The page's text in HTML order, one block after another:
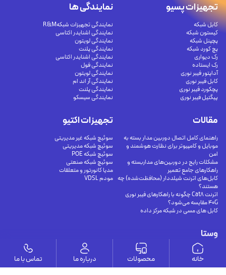
وستا
ارتباط با ما
درباره ما
تجهیزات پسیو
کابل شبکه
کیستون شبکه
پچپنل شبکه
پچ کورد شبکه
رک دیواری
رک ایستاده
آداپتور فیبر نوری
کابل فیبر نوری
پچکورد فیبر نوری
پیگتیل فیبر نوری
تجهیزات اکتیو
سوئیچ شبکه غیر مدیریتی
سوئیچ شبکه مدیریتی
سوئیچ شبکه POE
سوئیچ شبکه صنعتی
مدیا کانورتور و متعلقات
مودم VDSL
نمایندگی ها
نمایندگی تجهیزات شبکهR&M
نمایندگی اشنایدر اکتاسی
نمایندگی لویتون
نمایندگی پلنت
نمایندگی اشنایدر اکتاسی
نمایندگی فول
نمایندگی لویتون
نمایندگی آر اند ام
نمایندگی پلنت
نمایندگی سیسکو
مقالات
راهنمای کامل اتصال دوربین مدار بسته به
موبایل و کامپیوتر برای نظارت هوشمند و
امن
مشکلات رایج در دوربین‌های مداربسته و
راهکارهای جامع تعمیر
کابل‌های اترنت شیلددار (محافظت‌شده) چه
هستند؟
اترنت Cat8 چگونه با راهکارهای فیبر نوری
40G مقایسه می‌شود؟
کابل های مسی در شبکه مرکز داده
خانه محصولات درباره ما تماس با ما